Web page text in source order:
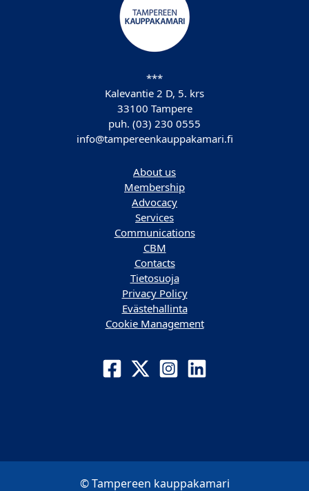
***
Kalevantie 2 D, 5. krs
33100 Tampere
puh. (03) 230 0555
info@tampereenkauppakamari.fi
About us
Membership
Advocacy
Services
Communications
CBM
Contacts
Tietosuoja
Privacy Policy
Evästehallinta
Cookie Management
© Tampereen kauppakamari